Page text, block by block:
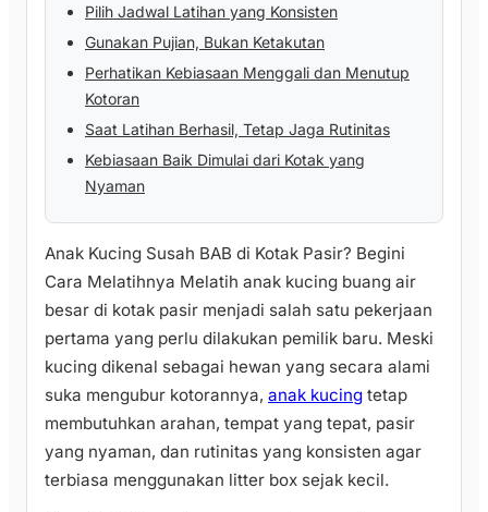
Pilih Jadwal Latihan yang Konsisten
Gunakan Pujian, Bukan Ketakutan
Perhatikan Kebiasaan Menggali dan Menutup
Kotoran
Saat Latihan Berhasil, Tetap Jaga Rutinitas
Kebiasaan Baik Dimulai dari Kotak yang
Nyaman
Anak Kucing Susah BAB di Kotak Pasir? Begini
Cara Melatihnya Melatih anak kucing buang air
besar di kotak pasir menjadi salah satu pekerjaan
pertama yang perlu dilakukan pemilik baru. Meski
kucing dikenal sebagai hewan yang secara alami
suka mengubur kotorannya, anak kucing tetap
membutuhkan arahan, tempat yang tepat, pasir
yang nyaman, dan rutinitas yang konsisten agar
terbiasa menggunakan litter box sejak kecil.